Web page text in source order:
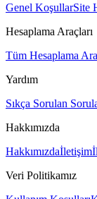
Genel KoşullarSite
Hesaplama Araçları
Tüm Hesaplama
Yardım
Sıkça Sorulan
Hakkımızda
Hakkımızdaİletişim
Veri Politikamız